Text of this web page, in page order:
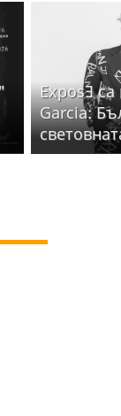
ExposƎ
Garcia: